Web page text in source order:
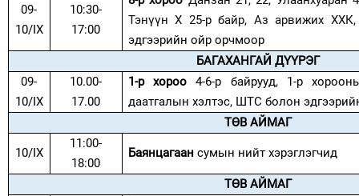
09-
10/IX
10:30-
17:00
Тэнүүн Х 25-р байр, Аз арвижих
эдгээрийн ойр орчмоор
БАГАХАНГАЙ ДҮҮРЭГ
09-
10/IX
10.00-
17.00
1-р хороо 4-6-р байрууд, 1-р
даатгалын хэлтэс, ШТС болон
ТӨВ АЙМАГ
10/IX
11:00-
18:00
Баянцагаан сумын нийт хэрэглэгчид
ТӨВ АЙМАГ